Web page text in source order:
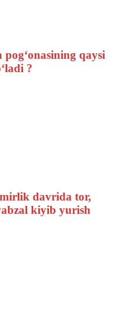
qaysi
?
davrida tor,
kiyib yurish